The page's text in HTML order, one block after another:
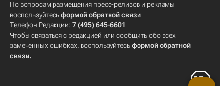
По вопросам размещения пресс-релизов и рекламы
воспользуйтесьформой обратной связи
Телефон Редакции: 7 (495) 645-6601
Чтобы связаться с редакцией или сообщить обо всех
замеченных ошибках, воспользуйтесьформой обратной
связи.